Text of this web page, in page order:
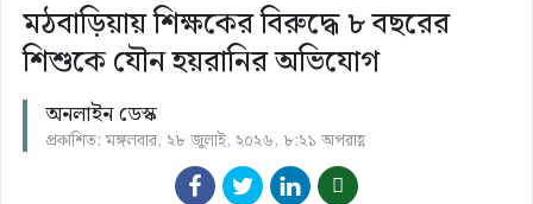
মঠবাড়িয়ায় শিক্ষকের বিরুদ্ধে ৮ বছরের
শিশুকে যৌন হয়রানির অভিযোগ
অনলাইন ডেস্ক
প্রকাশিত: মঙ্গলবার, ২৮ জুলাই, ২০২৬, ৮:২১ অপরাহ্ণ